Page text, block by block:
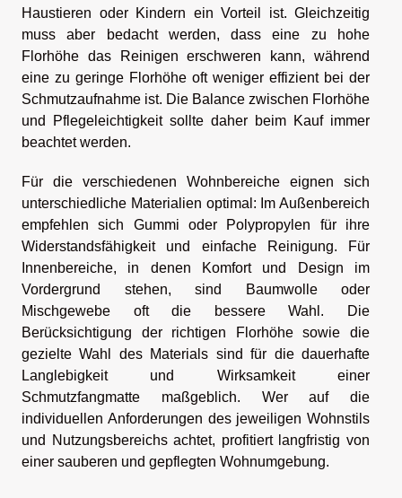
Haustieren oder Kindern ein Vorteil ist. Gleichzeitig
muss aber bedacht werden, dass eine zu hohe
Florhöhe das Reinigen erschweren kann, während
eine zu geringe Florhöhe oft weniger effizient bei der
Schmutzaufnahme ist. Die Balance zwischen Florhöhe
und Pflegeleichtigkeit sollte daher beim Kauf immer
beachtet werden.
Für die verschiedenen Wohnbereiche eignen sich
unterschiedliche Materialien optimal: Im Außenbereich
empfehlen sich Gummi oder Polypropylen für ihre
Widerstandsfähigkeit und einfache Reinigung. Für
Innenbereiche, in denen Komfort und Design im
Vordergrund stehen, sind Baumwolle oder
Mischgewebe oft die bessere Wahl. Die
Berücksichtigung der richtigen Florhöhe sowie die
gezielte Wahl des Materials sind für die dauerhafte
Langlebigkeit und Wirksamkeit einer
Schmutzfangmatte maßgeblich. Wer auf die
individuellen Anforderungen des jeweiligen Wohnstils
und Nutzungsbereichs achtet, profitiert langfristig von
einer sauberen und gepflegten Wohnumgebung.